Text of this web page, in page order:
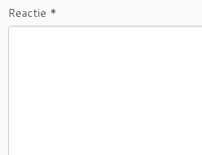
Reactie *